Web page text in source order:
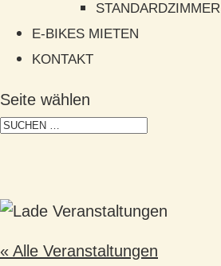
STANDARDZIMMER
E-BIKES MIETEN
KONTAKT
Seite wählen
« Alle Veranstaltungen